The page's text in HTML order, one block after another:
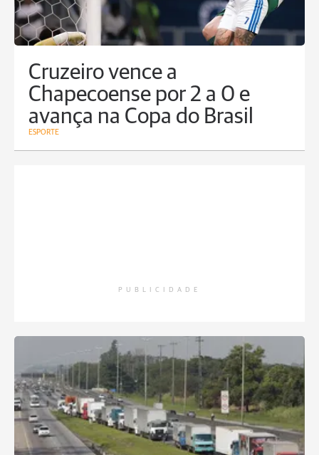
Cruzeiro vence a
Chapecoense por 2 a 0 e
avança na Copa do Brasil
ESPORTE
PUBLICIDADE